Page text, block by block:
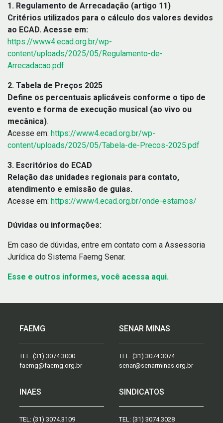
1. Regulamento de Arrecadação (artigo 11)
Critérios utilizados para o cálculo dos valores devidos
ao ECAD. Acesse em:
https://www4.ecad.org.br/wp-
content/uploads/2025/05/Regulamento-de-
Arrecadacao.pdf
2. Tabela de Preços 2025
Define os percentuais aplicáveis conforme o tipo de
evento e forma de execução musical (ao vivo ou
mecânica).
Acesse em: https://www4.ecad.org.br/wp-
content/uploads/2025/05/Tabela-de-Precos-2025.pdf
3. Escritórios do ECAD
Relação das unidades regionais para contato,
atendimento e emissão de guias.
Acesse em: https://www4.ecad.org.br/onde-estamos/
Dúvidas ou informações:
Em caso de dúvidas, entre em contato com a Assessoria
Jurídica do Sistema Faemg Senar.
Esse e outros informes, você acessa aqui.
FAEMG
TEL: (31) 3074.3000
faemg@faemg.org.br
SENAR MINAS
TEL: (31) 3074.3074
senar@senarminas.org.br
INAES
TEL: (31) 3074.3109
SINDICATOS
TEL: (31) 3074.3028